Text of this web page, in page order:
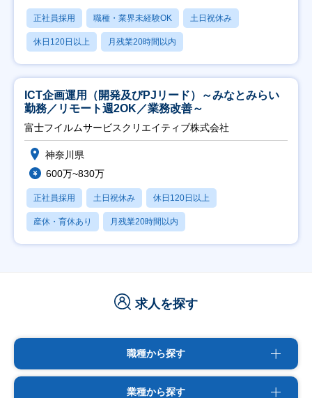
正社員採用 職種・業界未経験OK 土日祝休み
休日120日以上 月残業20時間以内
ICT企画運用（開発及びPJリード）～みなとみらい
勤務／リモート週2OK／業務改善～
富士フイルムサービスクリエイティブ株式会社
神奈川県
600万~830万
正社員採用 土日祝休み 休日120日以上
産休・育休あり 月残業20時間以内
求人を探す
職種から探す
業種から探す